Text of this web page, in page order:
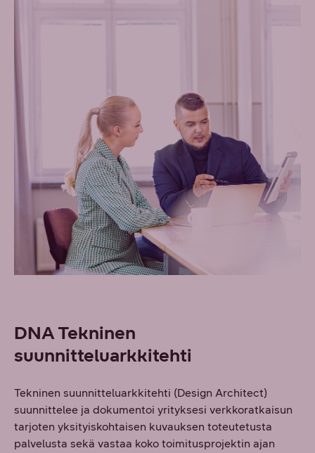
DNA Tekninen
suunnitteluarkkitehti
Tekninen suunnitteluarkkitehti (Design Architect)
suunnittelee ja dokumentoi yrityksesi verkkoratkaisun
tarjoten yksityiskohtaisen kuvauksen toteutetusta
palvelusta sekä vastaa koko toimitusprojektin ajan